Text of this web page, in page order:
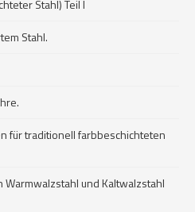
Stahl) Teil I
Stahl.
für traditionell farbbeschichteten
Warmwalzstahl und Kaltwalzstahl